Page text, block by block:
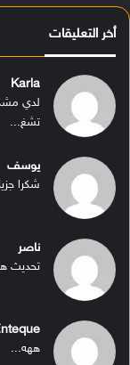
أخر التعليقات
Karla
لدي
تشغ...
يوسف
شكرا
ناصر
تحديث
ههه...